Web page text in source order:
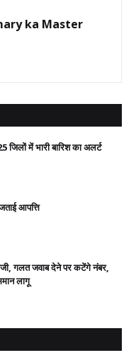
ka Master
में भारी बारिश का अलर्ट
आपत्ति
गलत जवाब देने पर कटेंगे नंबर,
लागू